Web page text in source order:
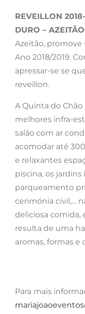
REVEILLON
DURO – AZEITÃO
Azeitão, promove
Ano 2018/2019.
apressar-se se
reveillon.
A Quinta do
melhores infra-
salão com ar
acomodar até
e relaxantes
piscina, os
parqueamento
cerimónia civil,…
deliciosa comida,
resulta de uma
aromas, formas e
Para mais